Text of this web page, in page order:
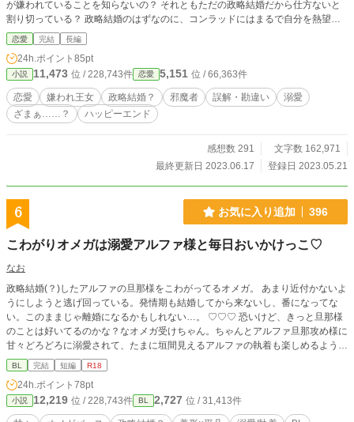
が嫌われていることを知らないの？ それともただの政略結婚だから仕方ないと
割り切っている？ 政略結婚のはずなのに、コンラッドにはまるで自分を熱望し
ているかのように振る舞われてしまい、 クラリッサの心は大きく揺れる。 やっ
てしまった過去は消せないけれど、今度こそ自分も幸せになれるかも。 そんな
淡い期待を抱いてコンラッドの元に向かったクラリッサ。 しかし、そこで知っ
たのはコンラッドには幼馴染かつ恋人でもある公爵令嬢がいて、 自分はその間
に無理やり割り込んだ邪魔者らしいということだった───
恋愛 完結 長編
24h.ポイント 85pt
小説 11,473 位 / 228,743件 恋愛 5,151 位 / 66,363件
恋愛 嫌われ王女 政略結婚？ 邪魔者 誤解・勘違い
溺愛
ざまぁ……？
ハッピーエンド
感想数 291
文字数 162,971
最終更新日 2023.06.17
登録日 2023.05.21
6 お気に入り追加 396
こわがりオメガは溺愛アルファ様と毎日おいかけっこ♡
なお
政略結婚(？)したアルファの旦那様をこわがってるオメガ。 あまり近付かないよ
うにしようと逃げ回っている。発情期も結婚してから来ないし、番になってな
い。このままじゃ離婚になるかもしれない…。 ♡♡♡ 恐いけど、きっと旦那様
のことは好いてるのかな？なオメガ受けちゃん。ちゃんとアルファ旦那攻め様に
甘々どろどろに溺愛されて、たまに垣間見えるアルファの執着も楽しめるように
書きたいところだけ書くみたいになるかもしれないのでストーリーは面白くない
かもです！！！ごめんなさい！！！
BL 完結 短編 R18
24h.ポイント 78pt
小説 12,219 位 / 228,743件 BL 2,727 位 / 31,413件